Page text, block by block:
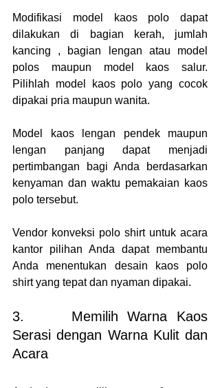
Modifikasi model kaos polo dapat
dilakukan di bagian kerah, jumlah
kancing , bagian lengan atau model
polos maupun model kaos salur.
Pilihlah model kaos polo yang cocok
dipakai pria maupun wanita.
Model kaos lengan pendek maupun
lengan panjang dapat menjadi
pertimbangan bagi Anda berdasarkan
kenyaman dan waktu pemakaian kaos
polo tersebut.
Vendor konveksi polo shirt untuk acara
kantor pilihan Anda dapat membantu
Anda menentukan desain kaos polo
shirt yang tepat dan nyaman dipakai.
3.     Memilih Warna Kaos
Serasi dengan Warna Kulit dan
Acara